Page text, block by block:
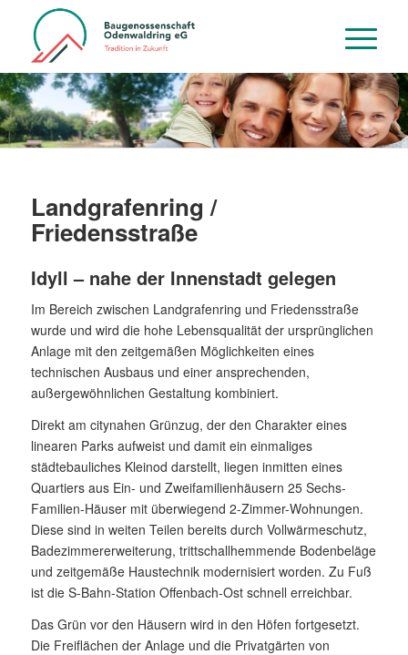
Landgrafenring /
Friedensstraße
Idyll – nahe der Innenstadt gelegen
Im Bereich zwischen Landgrafenring und Friedensstraße
wurde und wird die hohe Lebensqualität der ursprünglichen
Anlage mit den zeitgemäßen Möglichkeiten eines
technischen Ausbaus und einer ansprechenden,
außergewöhnlichen Gestaltung kombiniert.
Direkt am citynahen Grünzug, der den Charakter eines
linearen Parks aufweist und damit ein einmaliges
städtebauliches Kleinod darstellt, liegen inmitten eines
Quartiers aus Ein- und Zweifamilienhäusern 25 Sechs-
Familien-Häuser mit überwiegend 2-Zimmer-Wohnungen.
Diese sind in weiten Teilen bereits durch Vollwärmeschutz,
Badezimmererweiterung, trittschallhemmende Bodenbeläge
und zeitgemäße Haustechnik modernisiert worden. Zu Fuß
ist die S-Bahn-Station Offenbach-Ost schnell erreichbar.
Das Grün vor den Häusern wird in den Höfen fortgesetzt.
Die Freiflächen der Anlage und die Privatgärten von